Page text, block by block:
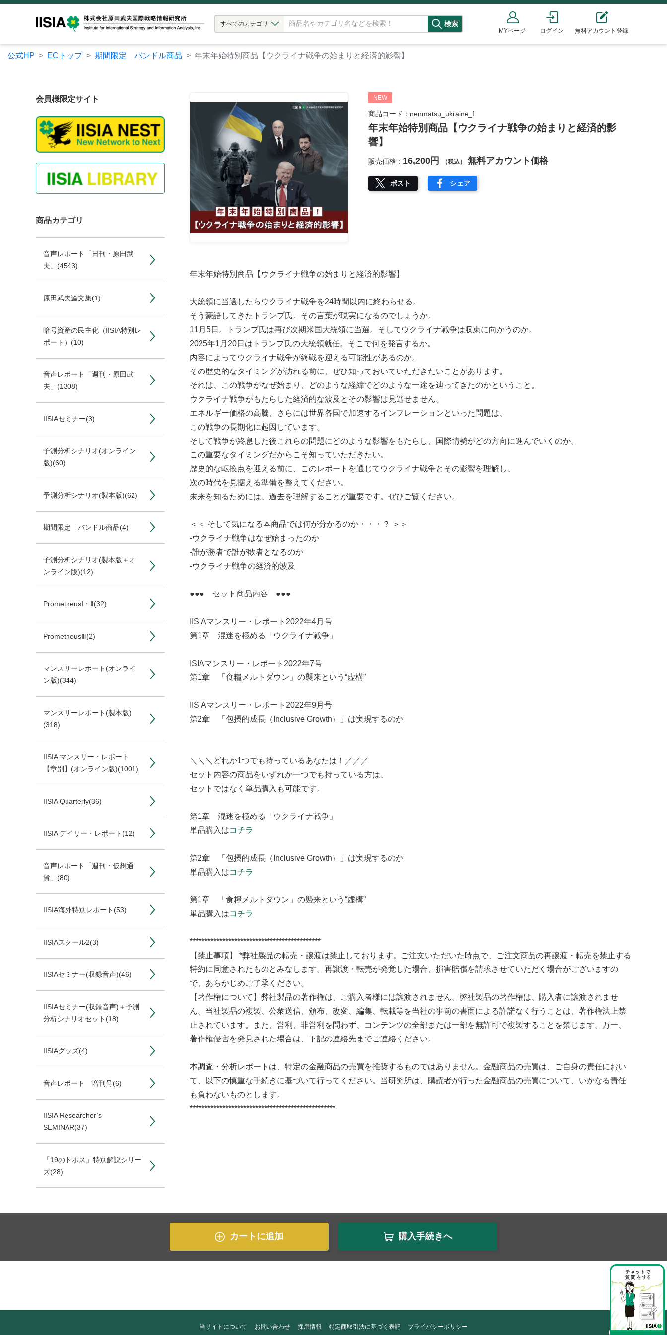
すべてのカテゴリ 検索
MYページ ログイン 無料アカウント登録
公式HP ECトップ 期間限定 バンドル商品 年末年始特別商品【ウクライナ戦争の始まりと経済的影響】
会員様限定サイト
商品カテゴリ
音声レポート「日刊・原田武
夫」 (4543)
原田武夫論文集(1)
暗号資産の民主化（IISIA特別レ
ポート） (10)
音声レポート「週刊・原田武
夫」 (1308)
IISIAセミナー(3)
予測分析シナリオ(オンライン
版)(60)
予測分析シナリオ(製本版)(62)
期間限定 バンドル商品(4)
予測分析シナリオ(製本版＋オ
ンライン版)(12)
PrometheusⅠ・Ⅱ(32)
PrometheusⅢ(2)
マンスリーレポート(オンライ
ン版)(344)
マンスリーレポート(製本版)
(318)
IISIA マンスリー・レポート
【章別】(オンライン版)(1001)
IISIA Quarterly(36)
IISIA デイリー・レポート (12)
音声レポート「週刊・仮想通
貨」 (80)
IISIA海外特別レポート (53)
IISIAスクール2(3)
IISIAセミナー(収録音声)(46)
IISIAセミナー(収録音声)＋予測
分析シナリオセット (18)
IISIAグッズ(4)
音声レポート 増刊号(6)
IISIA Researcher’s
SEMINAR(37)
「19のトポス」特別解説シリー
ズ(28)
NEW
商品コード：nenmatsu_ukraine_f
年末年始特別商品【ウクライナ戦争の始まりと経済的影
響】
販売価格： 16,200円 （税込） 無料アカウント価格
ポスト シェア
年末年始特別商品【ウクライナ戦争の始まりと経済的影響】
大統領に当選したらウクライナ戦争を24時間以内に終わらせる。
そう豪語してきたトランプ氏。その言葉が現実になるのでしょうか。
11月5日。トランプ氏は再び次期米国大統領に当選。そしてウクライナ戦争は収束に向かうのか。
2025年1月20日はトランプ氏の大統領就任。そこで何を発言するか。
内容によってウクライナ戦争が終戦を迎える可能性があるのか。
その歴史的なタイミングが訪れる前に、ぜひ知っておいていただきたいことがあります。
それは、この戦争がなぜ始まり、どのような経緯でどのような一途を辿ってきたのかということ。
ウクライナ戦争がもたらした経済的な波及とその影響は見逃せません。
エネルギー価格の高騰、さらには世界各国で加速するインフレーションといった問題は、
この戦争の長期化に起因しています。
そして戦争が終息した後これらの問題にどのような影響をもたらし、国際情勢がどの方向に進んでいくのか。
この重要なタイミングだからこそ知っていただきたい。
歴史的な転換点を迎える前に、このレポートを通じてウクライナ戦争とその影響を理解し、
次の時代を見据える準備を整えてください。
未来を知るためには、過去を理解することが重要です。ぜひご覧ください。
＜＜ そして気になる本商品では何が分かるのか・・・？ ＞＞
‐ウクライナ戦争はなぜ始まったのか
‐誰が勝者で誰が敗者となるのか
‐ウクライナ戦争の経済的波及
●●● セット商品内容 ●●●
IISIAマンスリー・レポート2022年4月号
第1章 混迷を極める「ウクライナ戦争」
ISIAマンスリー・レポート2022年7号
第1章 「食糧メルトダウン」の襲来という“虚構”
IISIAマンスリー・レポート2022年9月号
第2章 「包摂的成長（Inclusive Growth）」は実現するのか
＼＼＼どれか1つでも持っているあなたは！／／／
セット内容の商品をいずれか一つでも持っている方は、
セットではなく単品購入も可能です。
第1章 混迷を極める「ウクライナ戦争」
単品購入はコチラ
第2章 「包摂的成長（Inclusive Growth）」は実現するのか
単品購入はコチラ
第1章 「食糧メルトダウン」の襲来という“虚構”
単品購入はコチラ
********************************************
【禁止事項】 *弊社製品の転売・譲渡は禁止しております。ご注文いただいた時点で、ご注文商品の再譲渡・転売を禁止する
特約に同意されたものとみなします。再譲渡・転売が発覚した場合、損害賠償を請求させていただく場合がございますの
で、あらかじめご了承ください。
【著作権について】弊社製品の著作権は、ご購入者様には譲渡されません。弊社製品の著作権は、購入者に譲渡されませ
ん。当社製品の複製、公衆送信、頒布、改変、編集、転載等を当社の事前の書面による許諾なく行うことは、著作権法上禁
止されています。また、営利、非営利を問わず、コンテンツの全部または一部を無許可で複製することを禁じます。万一、
著作権侵害を発見された場合は、下記の連絡先までご連絡ください。
本調査・分析レポートは、特定の金融商品の売買を推奨するものではありません。金融商品の売買は、ご自身の責任におい
て、以下の慎重な手続きに基づいて行ってください。当研究所は、購読者が行った金融商品の売買について、いかなる責任
も負わないものとします。
*************************************************
カートに追加 購入手続きへ
当サイトについて お問い合わせ 採用情報 特定商取引法に基づく表記 プライバシーポリシー